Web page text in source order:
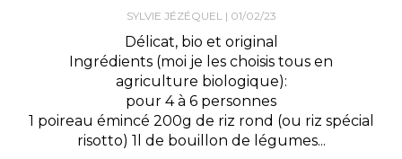
SYLVIE JÉZÉQUEL 01/02/23
Délicat, bio et original
Ingrédients (moi je les choisis tous en
agriculture biologique):
pour 4 à 6 personnes
1 poireau émincé 200g de riz rond (ou riz spécial
risotto) 1l de bouillon de légumes...